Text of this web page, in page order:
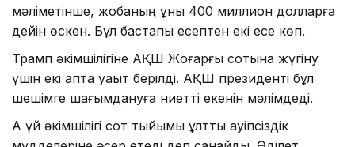
мәліметінше, жобаның құны 400 миллион долларға
дейін өскен. Бұл бастапқы есептен екі есе көп.
Трамп әкімшілігіне АҚШ Жоғарғы сотына жүгіну
үшін екі апта уақыт берілді. АҚШ президенті бұл
шешімге шағымдануға ниетті екенін мәлімдеді.
Ақ үй әкімшілігі сот тыйымы ұлттық қауіпсіздік